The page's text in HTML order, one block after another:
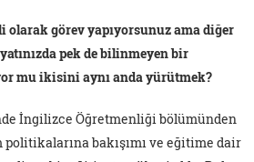
görev yapıyorsunuz ama diğer
pek de bilinmeyen bir
mu ikisini aynı anda yürütmek?
İngilizce Öğretmenliği bölümünden
bakışımı ve eğitime dair